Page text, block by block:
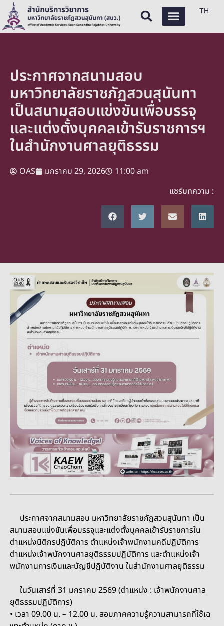
TH
ประกาศจากสนามสอบ
มหาวิทยาลัยราชภัฏสวนสุนันทา
เป็นสนามสอบแข่งขันเพื่อบรรจุ
และแต่งตั้งบุคคลเข้ารับราชการฯ
ในสำนักงานศาลยุติธรรม
OAS มกราคม 29, 2026
11:00 am
แชร์บทความ :
ประกาศจากสนามสอบ มหาวิทยาลัยราชภัฏสวนสุนันทา เป็น
สนามสอบแข่งขันเพื่อบรรจุและแต่งตั้งบุคคลเข้ารับราชการใน
ตำแหน่งนิติกรปฏิบัติการ ตำแหน่งเจ้าพนักงานคดีปฏิบัติการ
ตำแหน่งเจ้าพนักงานศาลยุติธรรมปฏิบัติการ และตำแหน่งเจ้า
พนักงานการเงินและบัญชีปฏิบัติงาน ในสำนักงานศาลยุติธรรม
ในวันเสาร์ที่ 31 มกราคม 2569 (ตำแหน่ง : เจ้าพนักงานศาล
ยุติธรรมปฏิบัติการ)
• เวลา 09.00 น. – 12.00 น. สอบภาคความรู้ความสามารถที่ใช้เฉ